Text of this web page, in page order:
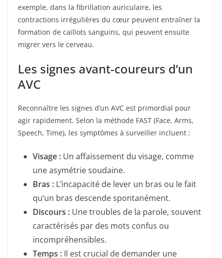
exemple, dans la fibrillation auriculaire, les
contractions irrégulières du cœur peuvent entraîner la
formation de caillots sanguins, qui peuvent ensuite
migrer vers le cerveau.
Les signes avant-coureurs d’un
AVC
Reconnaître les signes d’un AVC est primordial pour
agir rapidement. Selon la méthode FAST (Face, Arms,
Speech, Time), les symptômes à surveiller incluent :
Visage : Un affaissement du visage, comme
une asymétrie soudaine.
Bras : L’incapacité de lever un bras ou le fait
qu’un bras descende spontanément.
Discours : Une troubles de la parole, souvent
caractérisés par des mots confus ou
incompréhensibles.
Temps : Il est crucial de demander une